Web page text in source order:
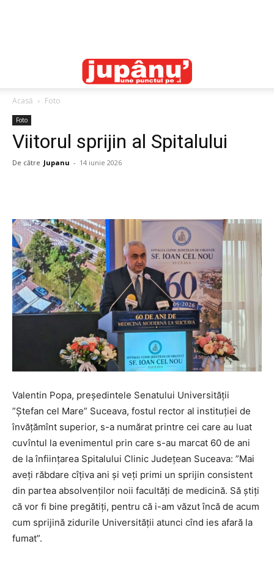
Acasă Foto
Foto
Viitorul sprijin al Spitalului
De către Jupanu - 14 iunie 2026
Valentin Popa, președintele Senatului Universității
”Ștefan cel Mare” Suceava, fostul rector al instituției de
învățămînt superior, s-a numărat printre cei care au luat
cuvîntul la evenimentul prin care s-au marcat 60 de ani
de la înființarea Spitalului Clinic Județean Suceava: ”Mai
aveți răbdare cîțiva ani și veți primi un sprijin consistent
din partea absolvenților noii facultăți de medicină. Să știți
că vor fi bine pregătiți, pentru că i-am văzut încă de acum
cum sprijină zidurile Universității atunci cînd ies afară la
fumat”.